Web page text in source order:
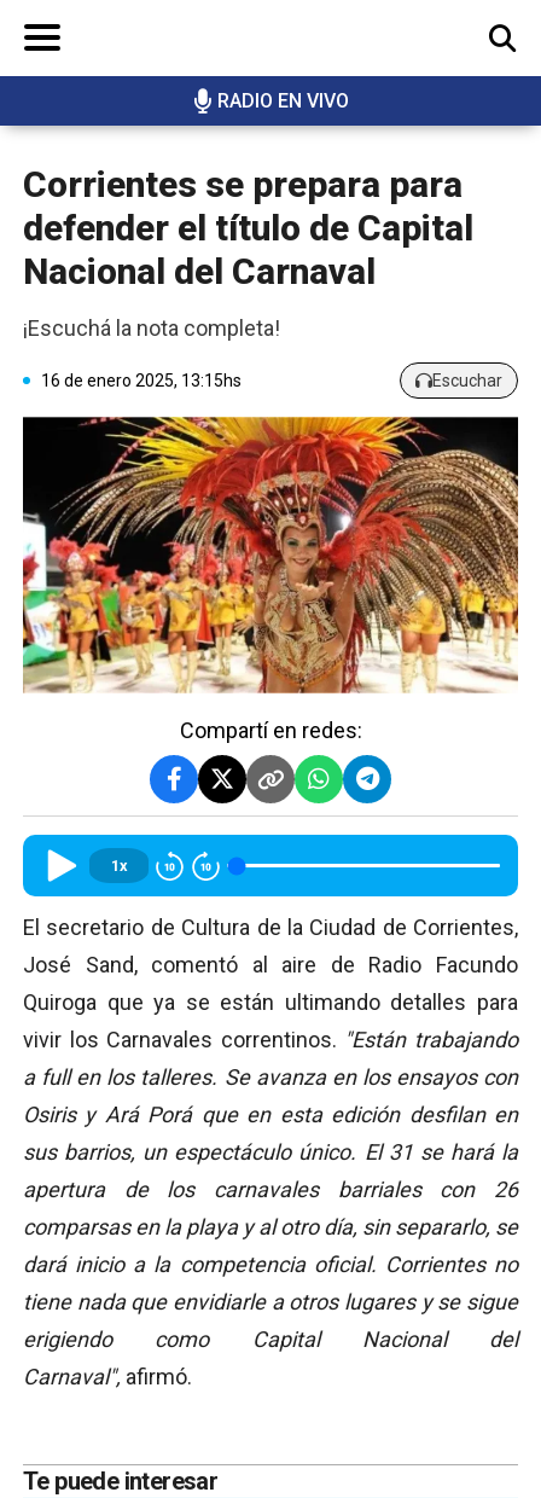
RADIO EN VIVO
BUSCAR
Corrientes se prepara para
defender el título de Capital
Nacional del Carnaval
¡Escuchá la nota completa!
16 de enero 2025, 13:15hs Escuchar
Compartí en redes:
1x
El secretario de Cultura de la Ciudad de Corrientes,
José Sand, comentó al aire de Radio Facundo
Quiroga que ya se están ultimando detalles para
vivir los Carnavales correntinos. "Están trabajando
a full en los talleres. Se avanza en los ensayos con
Osiris y Ará Porá que en esta edición desfilan en
sus barrios, un espectáculo único. El 31 se hará la
apertura de los carnavales barriales con 26
comparsas en la playa y al otro día, sin separarlo, se
dará inicio a la competencia oficial. Corrientes no
tiene nada que envidiarle a otros lugares y se sigue
erigiendo como Capital Nacional del
Carnaval", afirmó.
Te puede interesar